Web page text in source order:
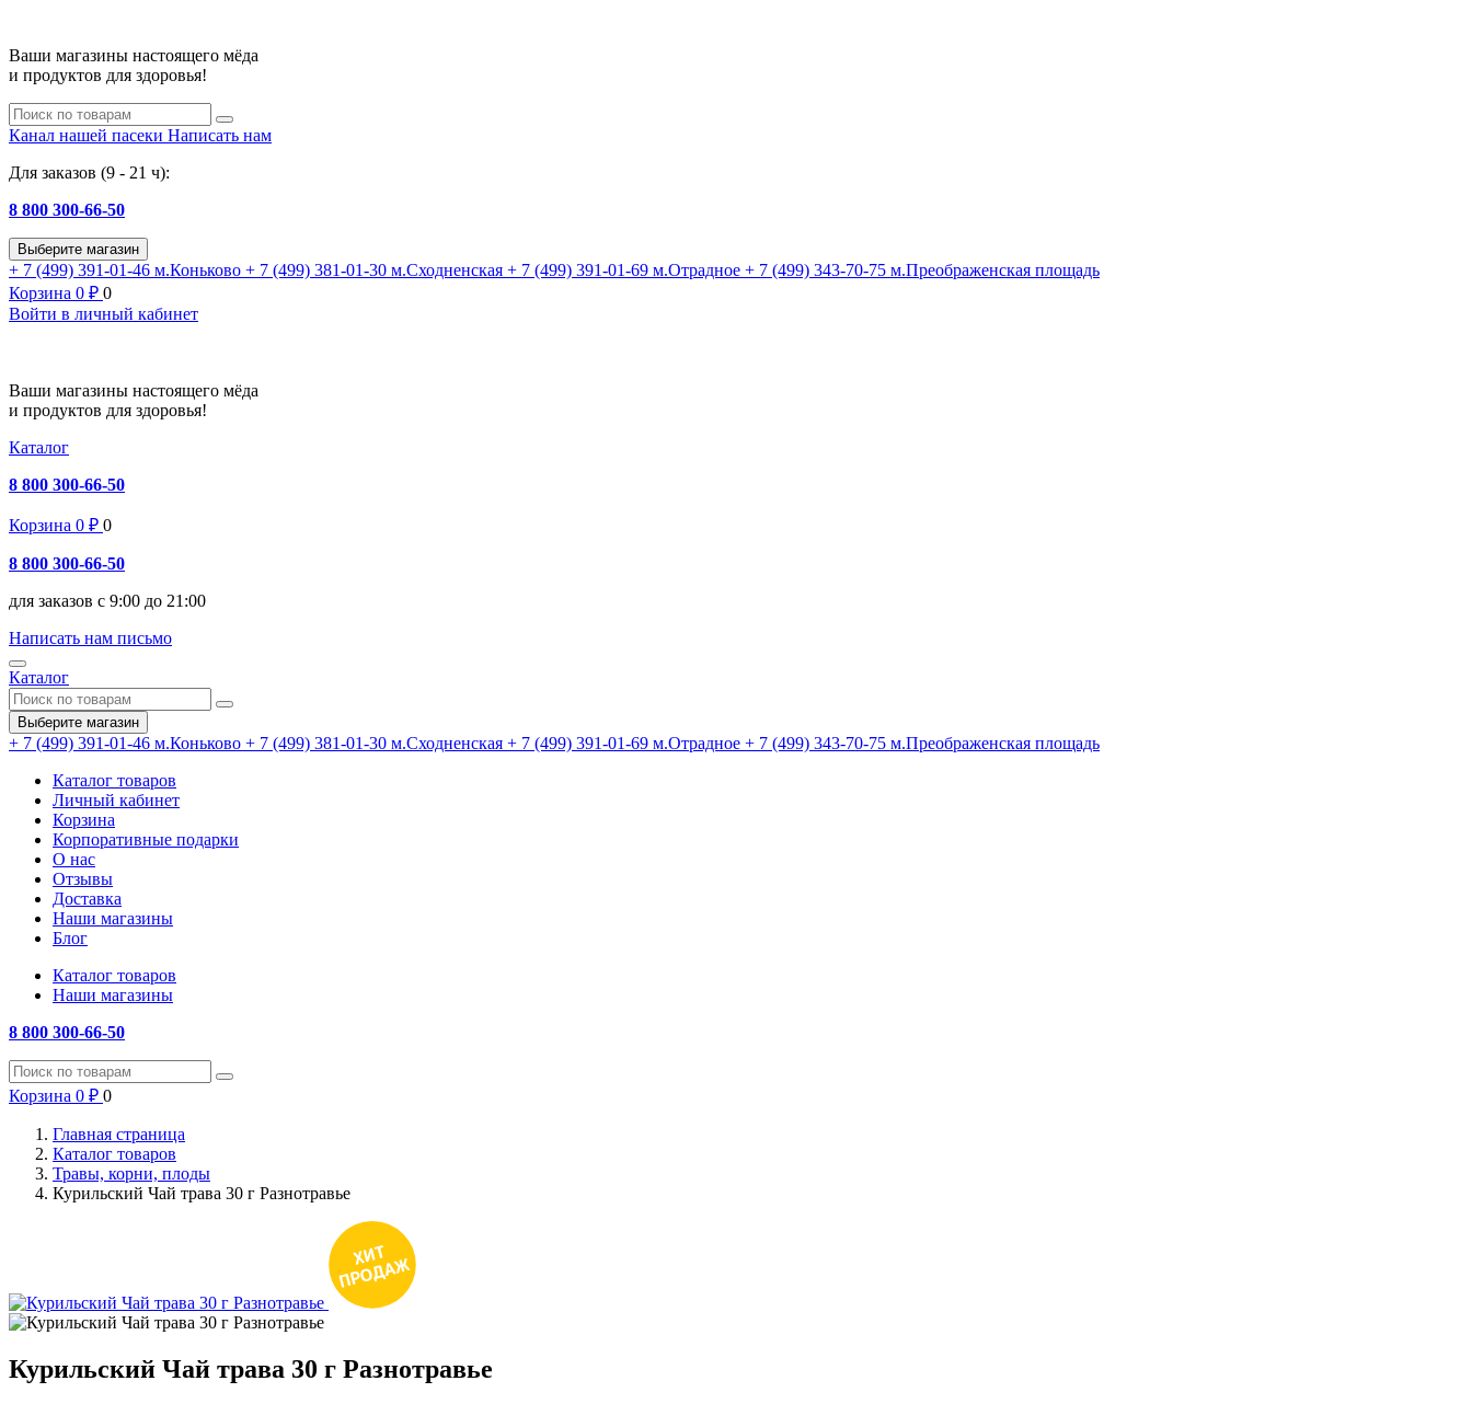
Ваши магазины настоящего мёда
и продуктов для здоровья!
Канал нашей пасеки Написать нам
Для заказов (9 - 21 ч):
8 800 300-66-50
Выберите магазин
+ 7 (499) 391-01-46 м.Коньково + 7 (499) 381-01-30 м.Сходненская + 7 (499) 391-01-69 м.Отрадное + 7 (499) 343-70-75 м.Преображенская площадь
Корзина 0 ₽ 0
Войти в личный кабинет
Ваши магазины настоящего мёда
и продуктов для здоровья!
Каталог
8 800 300-66-50
Корзина 0 ₽ 0
8 800 300-66-50
для заказов с 9:00 до 21:00
Написать нам письмо
Каталог
Выберите магазин
+ 7 (499) 391-01-46 м.Коньково + 7 (499) 381-01-30 м.Сходненская + 7 (499) 391-01-69 м.Отрадное + 7 (499) 343-70-75 м.Преображенская площадь
Каталог товаров
Личный кабинет
Корзина
Корпоративные подарки
О нас
Отзывы
Доставка
Наши магазины
Блог
Каталог товаров
Наши магазины
8 800 300-66-50
Корзина 0 ₽ 0
Главная страница
Каталог товаров
Травы, корни, плоды
Курильский Чай трава 30 г Разнотравье
Курильский Чай трава 30 г Разнотравье